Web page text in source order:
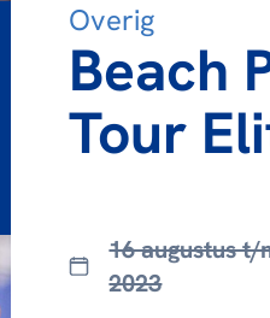
Overig
Beach
Tour
16 augustus t/
2023